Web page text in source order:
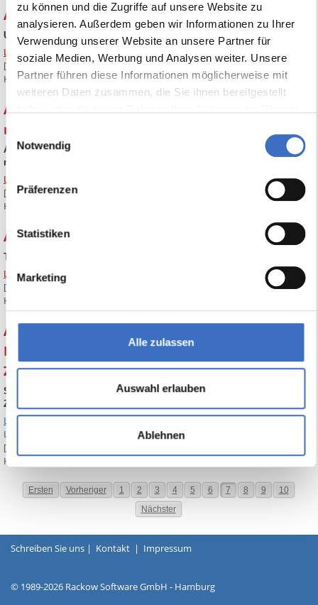
zu können und die Zugriffe auf unsere Website zu
analysieren. Außerdem geben wir Informationen zu Ihrer
Verwendung unserer Website an unsere Partner für
soziale Medien, Werbung und Analysen weiter. Unsere
Partner führen diese Informationen möglicherweise mit
weiteren Daten zusammen, die Sie ihnen bereitgestellt
Einwilligungsauswahl
Notwendig
Präferenzen
Statistiken
Marketing
Alle zulassen
Auswahl erlauben
Ablehnen
ABES-Tipp Nr. 17 Umgang mit E-Mail-Vorlagen
Umgang mit E-Mail-Vorlagen
Link zum Handbuch
[Ein Klick auf die Überschrift oben zeigt den entsprechenden
Handbuchauszug]
ABES-Tipp Nr. 16 Geocoding und Verwalten
mehrerer Adressen
Automatisches Ergänzen von Adressen: Geocoding und Verwalten
mehrerer Adressen
Link zum Handbuch
[Ein Klick auf die Überschrift oben zeigt den entsprechenden
Handbuchauszug]
ABES-Tipp Nr. 15 Teilnehmerauskunft des BAMF
Teilnehmerauskunft des BAMF
Link zum Handbuch
[Ein Klick auf die Überschrift oben zeigt den entsprechenden
Handbuchauszug]
ABES-Tipp Nr. 14 Sortieren und Filtern der
Fehlzeitenübersicht und Verschieben von
Zielvereinbarungen
Sortieren und Filtern der Fehlzeitenübersicht und Verschieben von
Zielvereinbarungen
Link1 zum Handbuch
Link2 zum Handbuch
[Ein Klick auf die Überschrift oben zeigt die entsprechenden
Handbuchauszüge]
Ersten Vorheriger 1 2 3 4 5 6 7 8 9
10
Nächster
Schreiben Sie uns | Kontakt | Impressum
© 1989-2026 Rackow Software GmbH - Hamburg